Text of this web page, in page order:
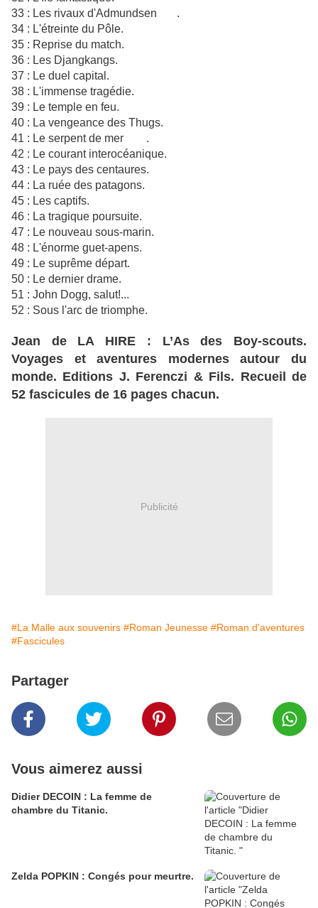
33 : Les rivaux d'Admundsen .
34 : L'étreinte du Pôle.
35 : Reprise du match.
36 : Les Djangkangs.
37 : Le duel capital.
38 : L'immense tragédie.
39 : Le temple en feu.
40 : La vengeance des Thugs.
41 : Le serpent de mer .
42 : Le courant interocéanique.
43 : Le pays des centaures.
44 : La ruée des patagons.
45 : Les captifs.
46 : La tragique poursuite.
47 : Le nouveau sous-marin.
48 : L'énorme guet-apens.
49 : Le suprême départ.
50 : Le dernier drame.
51 : John Dogg, salut!...
52 : Sous l'arc de triomphe.
Jean de LA HIRE : L’As des Boy-scouts.
Voyages et aventures modernes autour du
monde. Editions J. Ferenczi & Fils. Recueil de
52 fascicules de 16 pages chacun.
Publicité
#La Malle aux souvenirs #Roman Jeunesse #Roman d'aventures
#Fascicules
Partager
Vous aimerez aussi
Didier DECOIN : La femme de
chambre du Titanic.
Zelda POPKIN : Congés pour meurtre.